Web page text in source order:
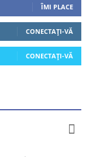
ÎMI PLACE
CONECTAȚI-VĂ
CONECTAȚI-VĂ